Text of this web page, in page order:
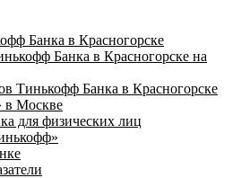
Банка в Красногорске
Банка в Красногорске на
Тинькофф Банка в Красногорске
в Москве
для физических лиц